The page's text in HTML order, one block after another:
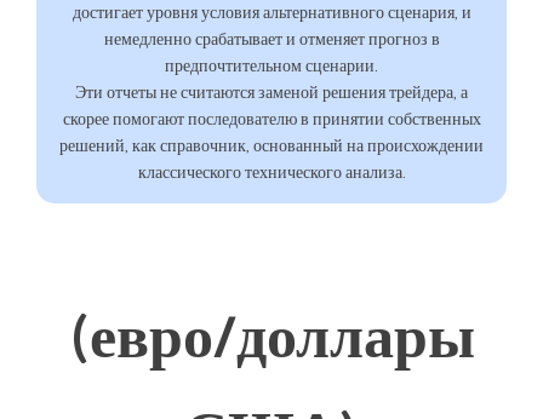
достигает уровня условия альтернативного сценария, и
немедленно срабатывает и отменяет прогноз в
предпочтительном сценарии.
Эти отчеты не считаются заменой решения трейдера, а
скорее помогают последователю в принятии собственных
решений, как справочник, основанный на происхождении
классического технического анализа.
(евро/доллары